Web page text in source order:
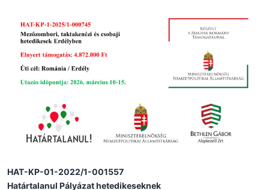
HAT-KP-01-2022/1-001557
Határtalanul Pályázat hetedikeseknek